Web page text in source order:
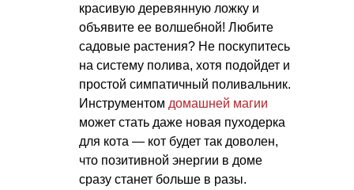
красивую деревянную ложку и
объявите ее волшебной! Любите
садовые растения? Не поскупитесь
на систему полива, хотя подойдет и
простой симпатичный поливальник.
Инструментом домашней магии
может стать даже новая пуходерка
для кота — кот будет так доволен,
что позитивной энергии в доме
сразу станет больше в разы.